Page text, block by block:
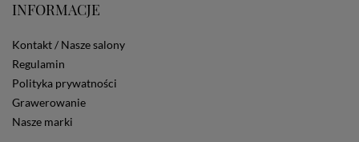
nie podasz danych, nie będziesz mógł przeglądać
zawartości naszej strony
Zautomatyzowane podejmowanie decyzji
Na stronie Sklepu są wykorzystywane pliki cookies.
Stosowane są one w celach zapewnienia maksymalnej
wygody wszystkich użytkowników (w tym Kupujących)
przy korzystaniu ze Sklepu (zapamiętywanie
preferencji i ustawień na stronie, zbieranie
anonimowych danych dla celów reklamowych i
INFORMACJE
Kontakt / Nasze salony
Regulamin
Polityka prywatności
Grawerowanie
Nasze marki